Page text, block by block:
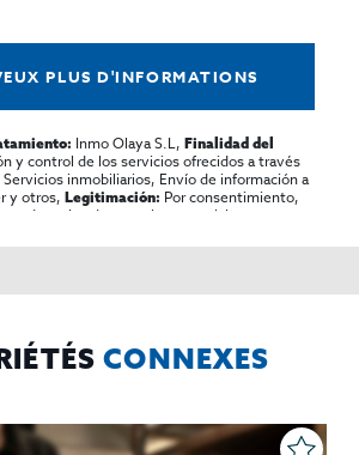
PLUS D'INFORMATIONS
Inmo Olaya S.L,Finalidad del
y control de los servicios ofrecidos a través
Servicios inmobiliarios, Envío de información a
y otros,Legitimación: Por consentimiento,
cederan los datos, salvo para elaborar
datos, solicitar la portabilidad de los
CONNEXES